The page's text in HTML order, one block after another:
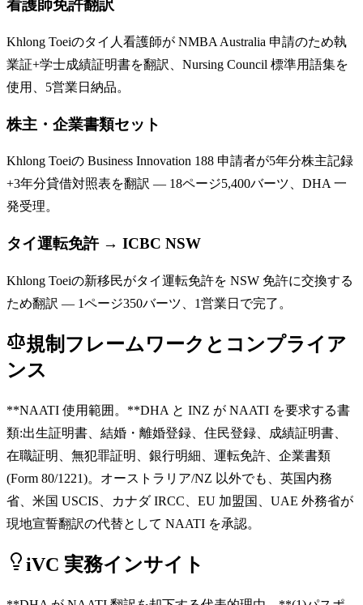
看護師免許翻訳
Khlong Toeiのタイ人看護師が NMBA Australia 申請のため執
業証+学士成績証明書を翻訳、Nursing Council 標準用語集を
使用、5営業日納品。
株主・企業書類セット
Khlong Toeiの Business Innovation 188 申請者が5年分株主記録
+3年分貸借対照表を翻訳 — 18ページ5,400バーツ、DHA 一
発受理。
タイ運転免許 → ICBC NSW
Khlong Toeiの新移民がタイ運転免許を NSW 免許に交換する
ため翻訳 — 1ページ350バーツ、1営業日で完了。
規制フレームワークとコンプライア
ンス
**NAATI 使用範囲。**DHA と INZ が NAATI を要求する書
類:出生証明書、結婚・離婚登録、住民登録、成績証明書、
在職証明、無犯罪証明、銀行明細、運転免許、企業書類
(Form 80/1221)。オーストラリア/NZ 以外でも、英国内務
省、米国 USCIS、カナダ IRCC、EU 加盟国、UAE 外務省が
現地宣誓翻訳の代替として NAATI を承認。
iVC 実務インサイト